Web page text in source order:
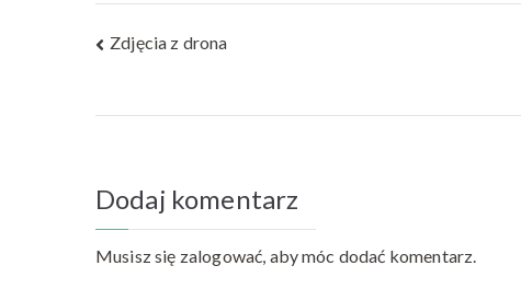
Nawigacja
Zdjęcia z drona
Dodaj komentarz
Musisz się zalogować, aby móc dodać komentarz.